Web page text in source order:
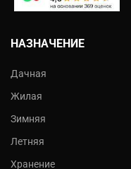
НАЗНАЧЕНИЕ
Дачная
Жилая
Зимняя
Летняя
Хранение